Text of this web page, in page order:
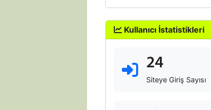
Kullanıcı İstatistikleri
24
Siteye Giriş Sayısı